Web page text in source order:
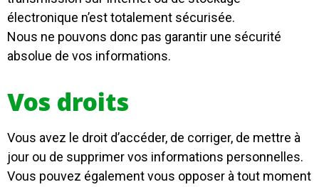
électronique n’est totalement sécurisée.
Nous ne pouvons donc pas garantir une sécurité
absolue de vos informations.
Vos droits
Vous avez le droit d’accéder, de corriger, de mettre à
jour ou de supprimer vos informations personnelles.
Vous pouvez également vous opposer à tout moment